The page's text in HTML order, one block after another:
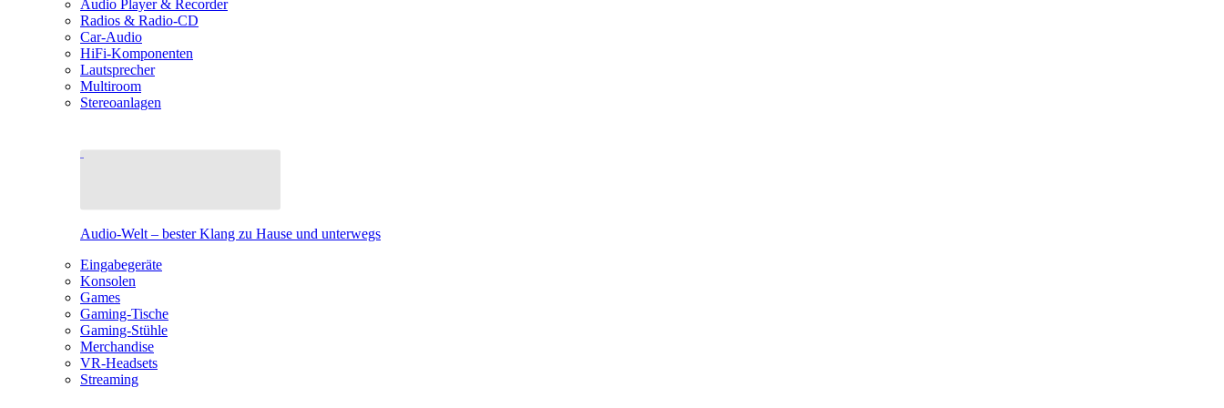
Audio Player & Recorder
Radios & Radio-CD
Car-Audio
HiFi-Komponenten
Lautsprecher
Multiroom
Stereoanlagen
Audio-Welt – bester Klang zu Hause und unterwegs
Eingabegeräte
Konsolen
Games
Gaming-Tische
Gaming-Stühle
Merchandise
VR-Headsets
Streaming